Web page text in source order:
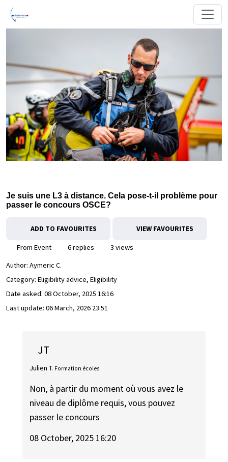
Je suis une L3 à distance. Cela pose-t-il problème pour
passer le concours OSCE?
ADD TO FAVOURITES VIEW FAVOURITES
From Event 6 replies
3 views
Author: Aymeric C.
Category: Eligibility advice, Eligibility
Date asked: 08 October, 2025 16:16
Last update: 06 March, 2026 23:51
JT
Julien T. Formation écoles
Non, à partir du moment où vous avez le
niveau de diplôme requis, vous pouvez
passer le concours
08 October, 2025 16:20